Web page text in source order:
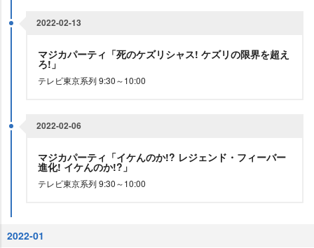
2022-02-13
マジカパーティ「死のケズリシャス! ケズリの限界を超え
ろ!」
テレビ東京系列 9:30～10:00
2022-02-06
マジカパーティ「イケんのか!? レジェンド・フィーバー
進化! イケんのか!?」
テレビ東京系列 9:30～10:00
2022-01